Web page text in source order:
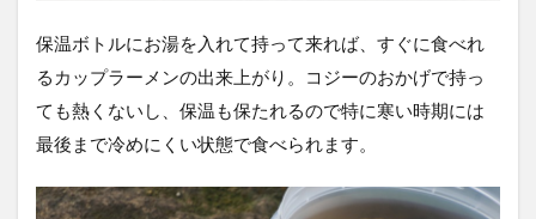
保温ボトルにお湯を入れて持って来れば、すぐに食べれ
るカップラーメンの出来上がり。コジーのおかげで持っ
ても熱くないし、保温も保たれるので特に寒い時期には
最後まで冷めにくい状態で食べられます。